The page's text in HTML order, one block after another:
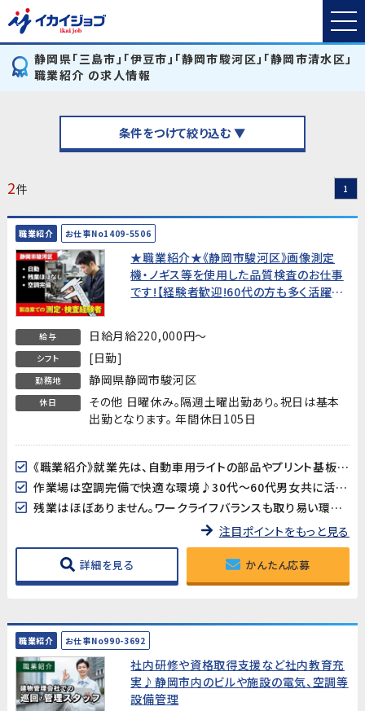
静岡県「三島市」「伊豆市」「静岡市駿河区」「静岡市清水区」
職業紹介 の求人情報
条件をつけて絞り込む ▼
2件 1
職業紹介 お仕事No1409-5506
★職業紹介★《静岡市駿河区》画像測定
機・ノギス等を使用した品質検査のお仕事
です!【経験者歓迎!60代の方も多く活躍
給与 日給月給220,000円～
シフト [日勤]
勤務地 静岡県静岡市駿河区
休日
その他 日曜休み。隔週土曜出勤あり。祝日は基本
出勤となります。 年間休日105日
《職業紹介》就業先は、自動車用ライトの部品やプリント基板用端子などを製造している企業です。長期的に安定した就業が見込めます!
作業場は空調完備で快適な環境♪30代～60代男女共に活躍中!
残業はほぼありません。ワークライフバランスも取り易い環境です。
注目ポイントをもっと見る
詳細を見る かんたん応募
職業紹介 お仕事No990-3692
社内研修や資格取得支援など社内教育充
実♪静岡市内のビルや施設の電気、空調等
設備管理